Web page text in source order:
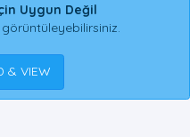
Uygun Değil
& VIEW